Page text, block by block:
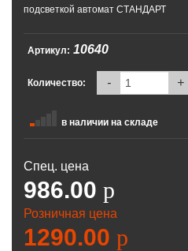
подсветкой автомат СТАНДАРТ
Артикул: 10640
Количество: - +
в наличии на складе
Спец. цена
986.00 p
Розничная цена
1290.00 p